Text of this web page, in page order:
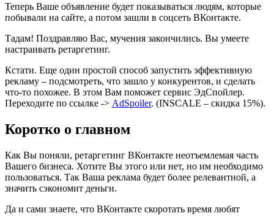
Теперь Ваше объявление будет показываться людям, которые
побывали на сайте, а потом зашли в соцсеть ВКонтакте.
Тадам! Поздравляю Вас, мучения закончились. Вы умеете
настраивать ретаргетинг.
Кстати. Еще один простой способ запустить эффективную
рекламу – подсмотреть, что зашло у конкурентов, и сделать
что-то похожее. В этом Вам поможет сервис ЭдСпойлер.
Переходите по ссылке -> AdSpoiler. (INSCALE – скидка 15%).
Коротко о главном
Как Вы поняли, ретаргетинг ВКонтакте неотъемлемая часть
Вашего бизнеса. Хотите Вы этого или нет, но им необходимо
пользоваться. Так Ваша реклама будет более релевантной, а
значить сэкономит деньги.
Да и сами знаете, что ВКонтакте скоротать время любят